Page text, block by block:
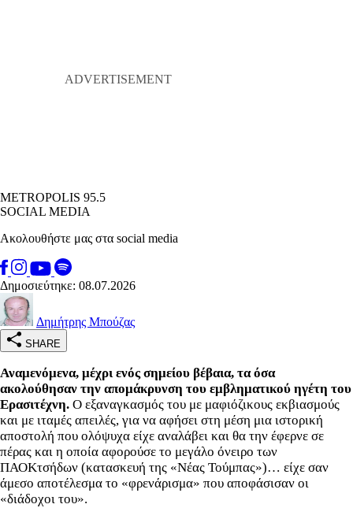
METROPOLIS 95.5
SOCIAL MEDIA
Ακολουθήστε μας στα social media
Δημοσιεύτηκε: 08.07.2026
Δημήτρης Μπούζας
SHARE
Αναμενόμενα, μέχρι ενός σημείου βέβαια, τα όσα
ακολούθησαν την απομάκρυνση του εμβληματικού ηγέτη του
Ερασιτέχνη. Ο εξαναγκασμός του με μαφιόζικους εκβιασμούς
και με ιταμές απειλές, για να αφήσει στη μέση μια ιστορική
αποστολή που ολόψυχα είχε αναλάβει και θα την έφερνε σε
πέρας και η οποία αφορούσε το μεγάλο όνειρο των
ΠΑΟΚτσήδων (κατασκευή της «Νέας Τούμπας»)… είχε σαν
άμεσο αποτέλεσμα το «φρενάρισμα» που αποφάσισαν οι
«διάδοχοι του».